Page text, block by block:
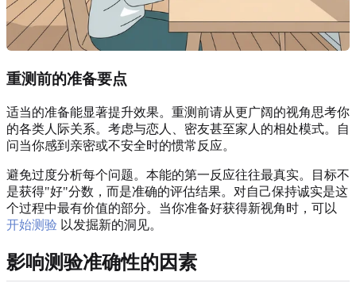
重测前的准备要点
适当的准备能显著提升效果。重测前请从更广阔的视角思考你
的各类人际关系。考虑与恋人、密友甚至家人的相处模式。自
问当你感到亲密或不安全时的惯常反应。
避免过度分析每个问题。本能的第一反应往往最真实。目标不
是获得"好"分数，而是准确的评估结果。对自己保持诚实是这
个过程中最有价值的部分。当你准备好获得新视角时，可以
开始测验 以发掘新的洞见。
影响测验准确性的因素